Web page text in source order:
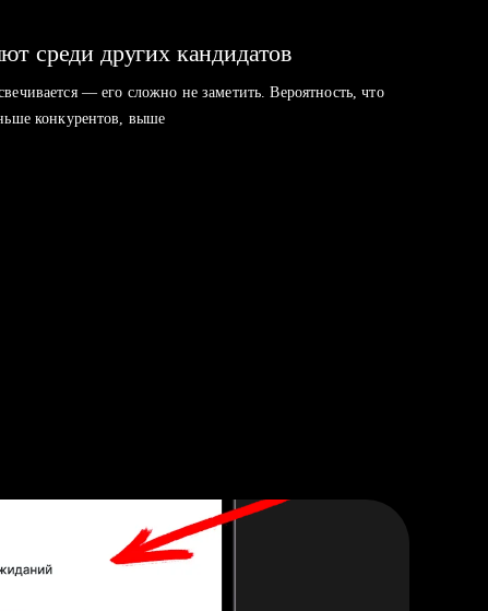
среди других кандидатов
— его сложно не заметить. Вероятность, что
конкурентов, выше